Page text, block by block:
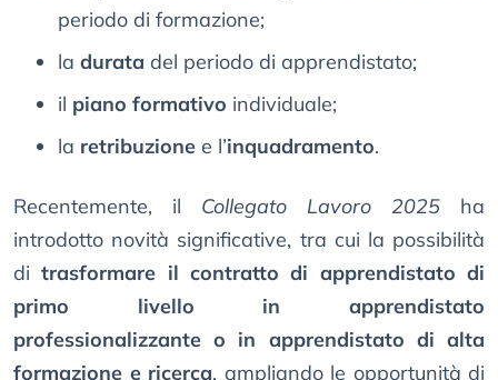
periodo di formazione;
la durata del periodo di apprendistato;
il piano formativo individuale;
la retribuzione e l’inquadramento.
Recentemente, il Collegato Lavoro 2025 ha
introdotto novità significative, tra cui la possibilità
ditrasformare il contratto di apprendistato di
primo livello in apprendistato
professionalizzante o in apprendistato di alta
formazione e ricerca, ampliando le opportunità di